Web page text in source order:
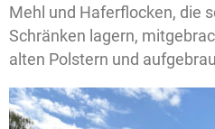
Mehl und Haferflocken, die
Schränken lagern,
alten Polstern und